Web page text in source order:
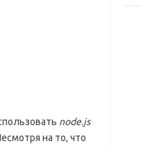
node.js
на то, что